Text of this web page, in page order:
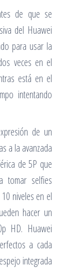
de que se
del Huawei
para usar la
veces en el
está en el
intentando
de un
a la avanzada
de 5P que
tomar selfies
niveles en el
hacer un
HD. Huawei
a cada
integrada